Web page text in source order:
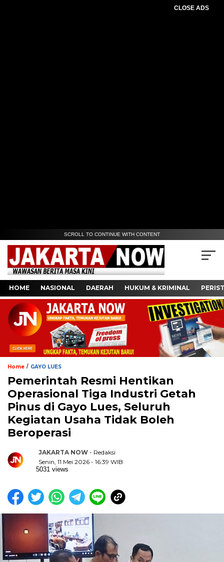
CLOSE ADS
SCROLL TO CONTINUE WITH CONTENT
HOME NASIONAL DAERAH HUKUM & KRIMINAL
Home / GAYO LUES
Pemerintah Resmi Hentikan
Operasional Tiga Industri Getah
Pinus di Gayo Lues, Seluruh
Kegiatan Usaha Tidak Boleh
Beroperasi
JAKARTA NOW - Redaksi
Senin, 11 Mei 2026 - 16:39 WIB
5031 views